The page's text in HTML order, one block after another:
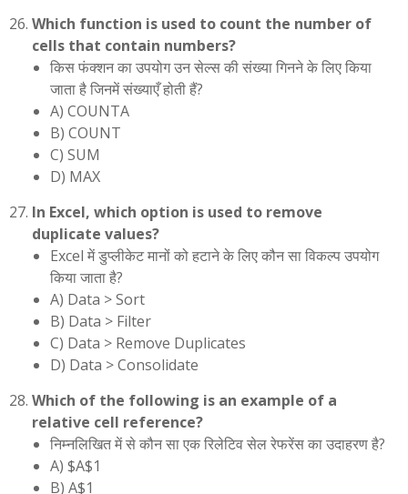
Which function is used to count the number of
cells that contain numbers?
किस फंक्शन का उपयोग उन सेल्स की संख्या गिनने के लिए किया
जाता है जिनमें संख्याएँ होती हैं?
A) COUNTA
B) COUNT
C) SUM
D) MAX
In Excel, which option is used to remove
duplicate values?
Excel में डुप्लीकेट मानों को हटाने के लिए कौन सा विकल्प उपयोग
किया जाता है?
A) Data > Sort
B) Data > Filter
C) Data > Remove Duplicates
D) Data > Consolidate
Which of the following is an example of a
relative cell reference?
निम्नलिखित में से कौन सा एक रिलेटिव सेल रेफरेंस का उदाहरण है?
A) $A$1
B) A$1